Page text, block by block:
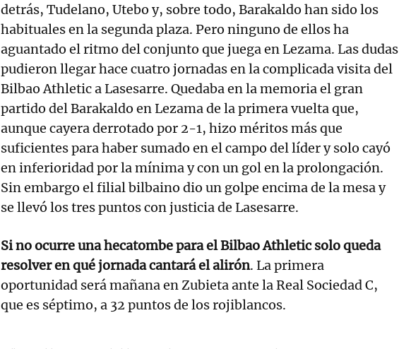
detrás, Tudelano, Utebo y, sobre todo, Barakaldo han sido los
habituales en la segunda plaza. Pero ninguno de ellos ha
aguantado el ritmo del conjunto que juega en Lezama. Las dudas
pudieron llegar hace cuatro jornadas en la complicada visita del
Bilbao Athletic a Lasesarre. Quedaba en la memoria el gran
partido del Barakaldo en Lezama de la primera vuelta que,
aunque cayera derrotado por 2-1, hizo méritos más que
suficientes para haber sumado en el campo del líder y solo cayó
en inferioridad por la mínima y con un gol en la prolongación.
Sin embargo el filial bilbaino dio un golpe encima de la mesa y
se llevó los tres puntos con justicia de Lasesarre.
Si no ocurre una hecatombe para el Bilbao Athletic solo queda
resolver en qué jornada cantará el alirón. La primera
oportunidad será mañana en Zubieta ante la Real Sociedad C,
que es séptimo, a 32 puntos de los rojiblancos.